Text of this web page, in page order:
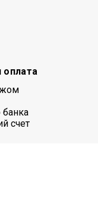
оплата
банка
счет